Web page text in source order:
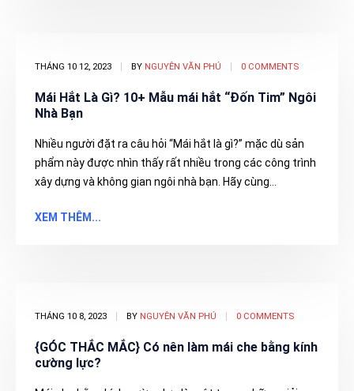
THÁNG 10 12, 2023 BY NGUYÊN VĂN PHÚ 0 COMMENTS
Mái Hắt Là Gì? 10+ Mẫu mái hắt “Đốn Tim” Ngôi
Nhà Bạn
Nhiều người đặt ra câu hỏi “Mái hắt là gì?” mặc dù sản
phẩm này được nhìn thấy rất nhiều trong các công trình
xây dựng và không gian ngôi nhà bạn. Hãy cùng...
XEM THÊM...
THÁNG 10 8, 2023 BY NGUYÊN VĂN PHÚ 0 COMMENTS
{GÓC THẮC MẮC} Có nên làm mái che bằng kính
cường lực?